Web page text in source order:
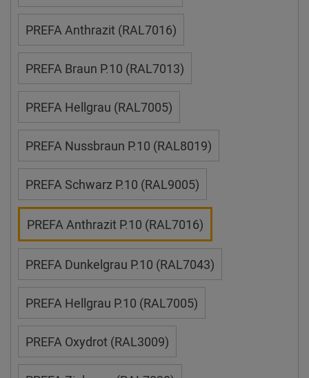
PREFA Anthrazit (RAL7016)
PREFA Braun P.10 (RAL7013)
PREFA Hellgrau (RAL7005)
PREFA Nussbraun P.10 (RAL8019)
PREFA Schwarz P.10 (RAL9005)
PREFA Anthrazit P.10 (RAL7016)
PREFA Dunkelgrau P.10 (RAL7043)
PREFA Hellgrau P.10 (RAL7005)
PREFA Oxydrot (RAL3009)